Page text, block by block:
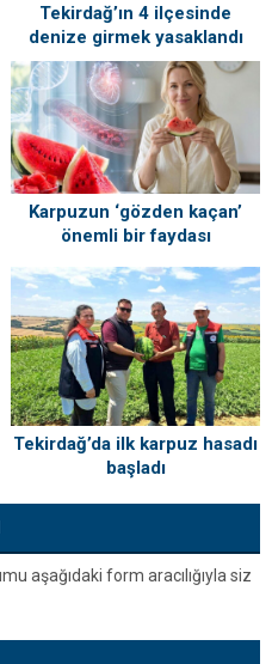
Tekirdağ’ın 4 ilçesinde
denize girmek yasaklandı
Karpuzun ‘gözden kaçan’
önemli bir faydası
Tekirdağ’da ilk karpuz hasadı
başladı
aşağıdaki form aracılığıyla siz